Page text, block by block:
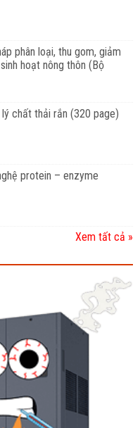
phân loại, thu gom, giảm
hoạt nông thôn (Bộ
chất thải rắn (320 page)
protein – enzyme
Xem tất cả »